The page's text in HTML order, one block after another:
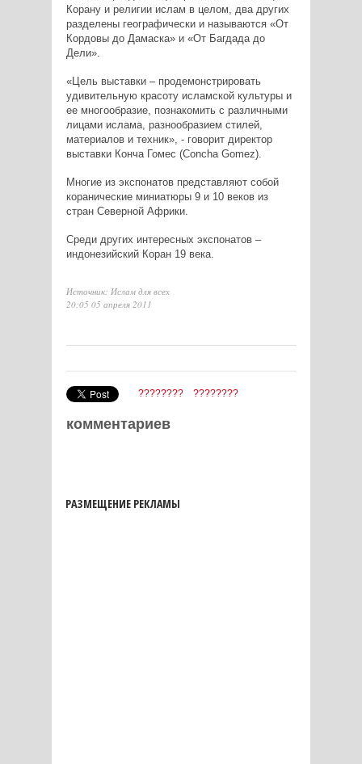
Корану и религии ислам в целом, два других
разделены географически и называются «От
Кордовы до Дамаска» и «От Багдада до
Дели».
«Цель выставки – продемонстрировать
удивительную красоту исламской культуры и
ее многообразие, познакомить с различными
лицами ислама, разнообразием стилей,
материалов и техник», - говорит директор
выставки Конча Гомес (Concha Gomez).
Многие из экспонатов представляют собой
коранические миниатюры 9 и 10 веков из
стран Северной Африки.
Среди других интересных экспонатов –
индонезийский Коран 19 века.
Источник: Ислам для всех
20:05 05 апреля 2011
???????? ????????
комментариев
РАЗМЕЩЕНИЕ РЕКЛАМЫ